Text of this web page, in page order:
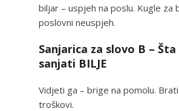
biljar – uspjeh na poslu. Kugle za
poslovni neuspjeh.
Sanjarica za slovo B – Šta
sanjati BILJE
Vidjeti ga – brige na pomolu.
troškovi.